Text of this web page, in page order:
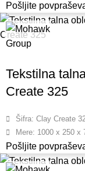
Pošljite
Tekstilna
Create 325
Šifra: Clay Create
Mere: 1000 x 250 x
Pošljite